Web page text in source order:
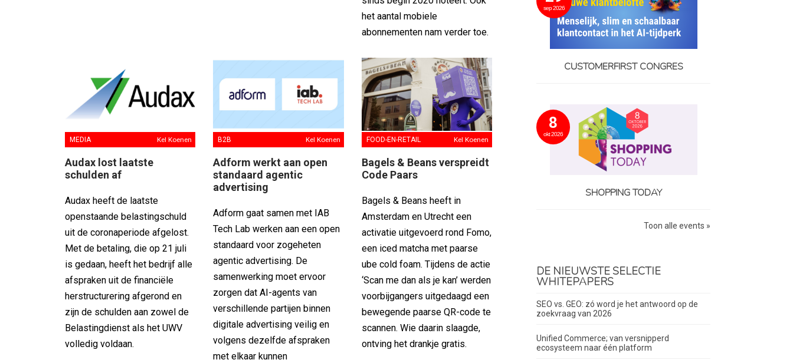
het aantal mobiele
abonnementen nam verder toe.
MEDIA Kel Koenen
Audax lost laatste
schulden af
Audax heeft de laatste
openstaande belastingschuld
uit de coronaperiode afgelost.
Met de betaling, die op 21 juli
is gedaan, heeft het bedrijf alle
afspraken uit de financiële
herstructurering afgerond en
zijn de schulden aan zowel de
Belastingdienst als het UWV
volledig voldaan.
B2B Kel Koenen
Adform werkt aan open
standaard agentic
advertising
Adform gaat samen met IAB
Tech Lab werken aan een open
standaard voor zogeheten
agentic advertising. De
samenwerking moet ervoor
zorgen dat AI-agents van
verschillende partijen binnen
digitale advertising veilig en
volgens dezelfde afspraken
met elkaar kunnen
FOOD-EN-RETAIL Kel Koenen
Bagels & Beans verspreidt
Code Paars
Bagels & Beans heeft in
Amsterdam en Utrecht een
activatie uitgevoerd rond Fomo,
een iced matcha met paarse
ube cold foam. Tijdens de actie
‘Scan me dan als je kan’ werden
voorbijgangers uitgedaagd een
bewegende paarse QR-code te
scannen. Wie daarin slaagde,
ontving het drankje gratis.
sep 2026
CUSTOMERFIRST CONGRES
8
okt 2026
SHOPPING TODAY
Toon alle events »
DE NIEUWSTE SELECTIE
WHITEPAPERS
SEO vs. GEO: zó word je het antwoord op de
zoekvraag van 2026
Unified Commerce; van versnipperd
ecosysteem naar één platform